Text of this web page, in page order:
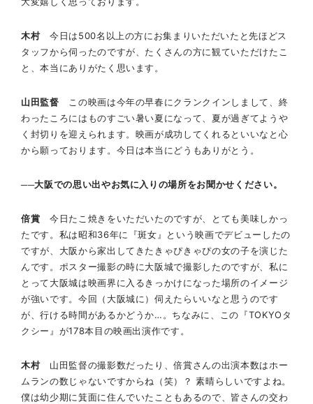
木村今日は500名以上の方にお集まりいただいたと先ほどス
タッフから伺ったのですが、たくさんの方に観ていただけたこ
と、本当にありがたく思います。
山田監督 この映画は今年の早春にクランクインしまして、終
わったころにはものすごい暑い夏になって、夏が過ぎてようや
く封切りを迎えられます。映画が成功してくれるといいなと心
から願っております。今日は本当にどうもありがとう。
──大阪での思い出やお気に入りの場所をお聞かせください。
倍賞 今日たこ焼きをいただいたのですが、とても美味しかっ
たです。私は昭和36年に『斑女』という映画でデビューしたの
ですが、大阪から家出してきたきゃぴきゃぴの女の子を演じた
んです。ポスター撮影の時に大阪城で撮影したのですが、私に
とって大阪城は映画界に入るきっかけになった場所のイメージ
が強いです。今回（大阪城に）伺えたらいいなと思うのです
が、行ける時間があるかどうか…。ちなみに、この『TOKYOタ
クシー』が178本目の映画出演作です。
木村山田監督の撮影数だったり、倍賞さんの出演本数はホー
ムランの数じゃないですからね（笑）？ 素晴らしいですよね。
僕は幼少期に箕面に住んでいたこともあるので、皆さんの交わ